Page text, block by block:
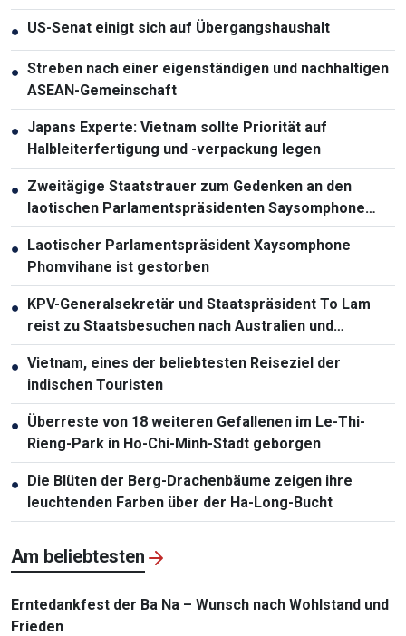
Vietnam und Australien
● US-Senat einigt sich auf Übergangshaushalt
● Streben nach einer eigenständigen und nachhaltigen
ASEAN-Gemeinschaft
● Japans Experte: Vietnam sollte Priorität auf
Halbleiterfertigung und -verpackung legen
● Zweitägige Staatstrauer zum Gedenken an den
laotischen Parlamentspräsidenten Saysomphone
Phomvihane
● Laotischer Parlamentspräsident Xaysomphone
Phomvihane ist gestorben
● KPV-Generalsekretär und Staatspräsident To Lam
reist zu Staatsbesuchen nach Australien und
Neuseeland
● Vietnam, eines der beliebtesten Reiseziel der
indischen Touristen
● Überreste von 18 weiteren Gefallenen im Le-Thi-
Rieng-Park in Ho-Chi-Minh-Stadt geborgen
● Die Blüten der Berg-Drachenbäume zeigen ihre
leuchtenden Farben über der Ha-Long-Bucht
Am beliebtesten
Erntedankfest der Ba Na – Wunsch nach Wohlstand und
Frieden